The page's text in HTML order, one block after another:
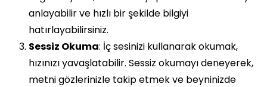
anlayabilir ve hızlı bir şekilde bilgiyi
hatırlayabilirsiniz.
Sessiz Okuma: İç sesinizi kullanarak okumak,
hızınızı yavaşlatabilir. Sessiz okumayı deneyerek,
metni gözlerinizle takip etmek ve beyninizde